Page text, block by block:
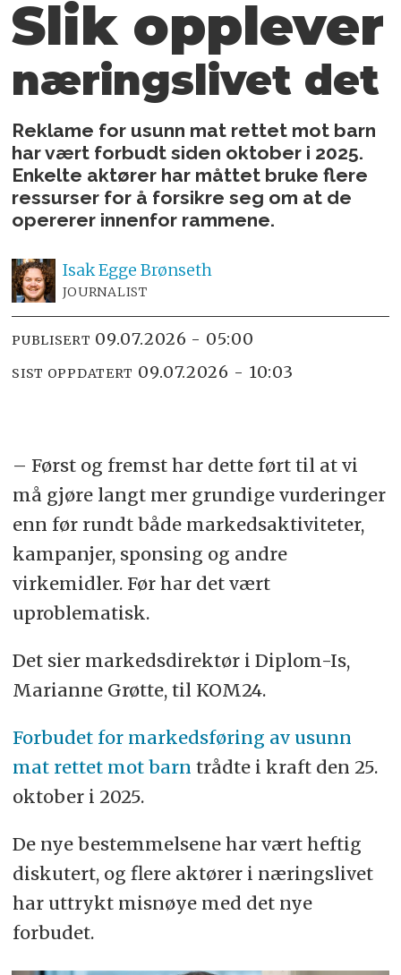
Slik opplever
næringslivet det
Reklame for usunn mat rettet mot barn
har vært forbudt siden oktober i 2025.
Enkelte aktører har måttet bruke flere
ressurser for å forsikre seg om at de
opererer innenfor rammene.
IsakEgge Brønseth
JOURNALIST
PUBLISERT 09.07.2026 - 05:00
SIST OPPDATERT 09.07.2026 - 10:03
– Først og fremst har dette ført til at vi
må gjøre langt mer grundige vurderinger
enn før rundt både markedsaktiviteter,
kampanjer, sponsing og andre
virkemidler. Før har det vært
uproblematisk.
Det sier markedsdirektør i Diplom-Is,
Marianne Grøtte, til KOM24.
Forbudet for markedsføring av usunn
mat rettet mot barn trådte i kraft den 25.
oktober i 2025.
De nye bestemmelsene har vært heftig
diskutert, og flere aktører i næringslivet
har uttrykt misnøye med det nye
forbudet.